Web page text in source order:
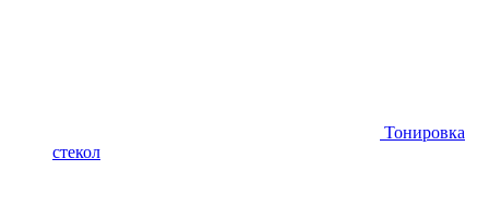
Тонировка
стекол